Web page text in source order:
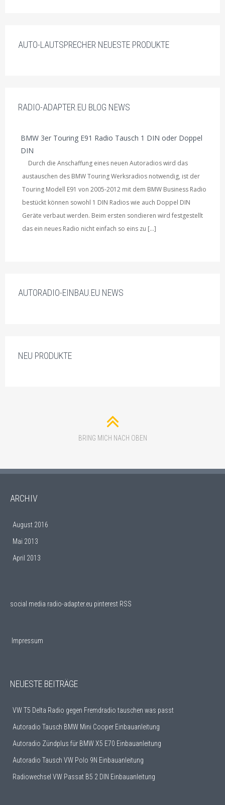
AUTO-LAUTSPRECHER NEUESTE PRODUKTE
RADIO-ADAPTER.EU BLOG NEWS
BMW 3er Touring E91 Radio Tausch 1 DIN oder Doppel
DIN
Durch die Anschaffung eines neuen Autoradios wird das
austauschen des BMW Touring Werksradios notwendig, ist der
Touring Modell E91 von 2005-2012 mit dem BMW Business Radio
bestückt können sowohl 1 DIN Radios wie auch Doppel DIN
Geräte verbaut werden. Beim ersten sondieren wird festgestellt
das ein neues Radio nicht einfach so eins zu […]
AUTORADIO-EINBAU.EU NEWS
NEU PRODUKTE
BRING MICH NACH OBEN
ARCHIV
August 2016
Mai 2013
April 2013
social media radio-adapter.eu pinterest RSS
Impressum
NEUESTE BEITRÄGE
VW T5 Delta Radio gegen Fremdradio tauschen was passt
Autoradio Tausch BMW Mini Cooper Einbauanleitung
Autoradio Zündplus für BMW X5 E70 Einbauanleitung
Autoradio Tausch VW Polo 9N Einbauanleitung
Radiowechsel VW Passat B5 2 DIN Einbauanleitung